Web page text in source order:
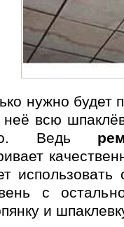
нужно будет
неё всю
Ведь
с
и